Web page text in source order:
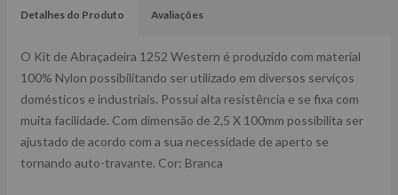
Detalhes do Produto Avaliações
O Kit de Abraçadeira 1252 Western é produzido com material
100% Nylon possibilitando ser utilizado em diversos serviços
domésticos e industriais. Possui alta resistência e se fixa com
muita facilidade. Com dimensão de 2,5 X 100mm possibilita ser
ajustado de acordo com a sua necessidade de aperto se
tornando auto-travante. Cor: Branca